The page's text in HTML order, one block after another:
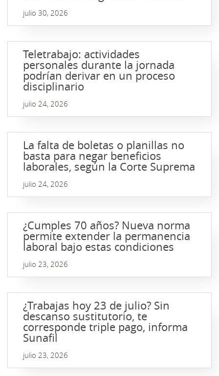
julio 30, 2026
Teletrabajo: actividades
personales durante la jornada
podrían derivar en un proceso
disciplinario
julio 24, 2026
La falta de boletas o planillas no
basta para negar beneficios
laborales, según la Corte Suprema
julio 24, 2026
¿Cumples 70 años? Nueva norma
permite extender la permanencia
laboral bajo estas condiciones
julio 23, 2026
¿Trabajas hoy 23 de julio? Sin
descanso sustitutorio, te
corresponde triple pago, informa
Sunafil
julio 23, 2026